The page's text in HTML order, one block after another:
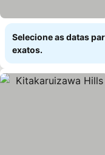
Selecione as datas
exatos.